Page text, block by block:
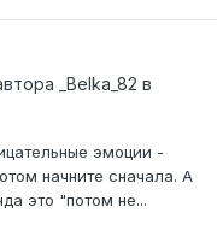
_Belka_82 в
эмоции -
начните сначала. А
это "потом не...